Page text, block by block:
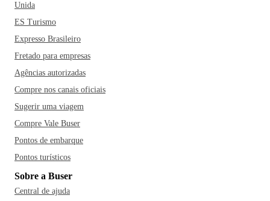
Unida
ES Turismo
Expresso Brasileiro
Fretado para empresas
Agências autorizadas
Compre nos canais oficiais
Sugerir uma viagem
Compre Vale Buser
Pontos de embarque
Pontos turísticos
Sobre a Buser
Central de ajuda